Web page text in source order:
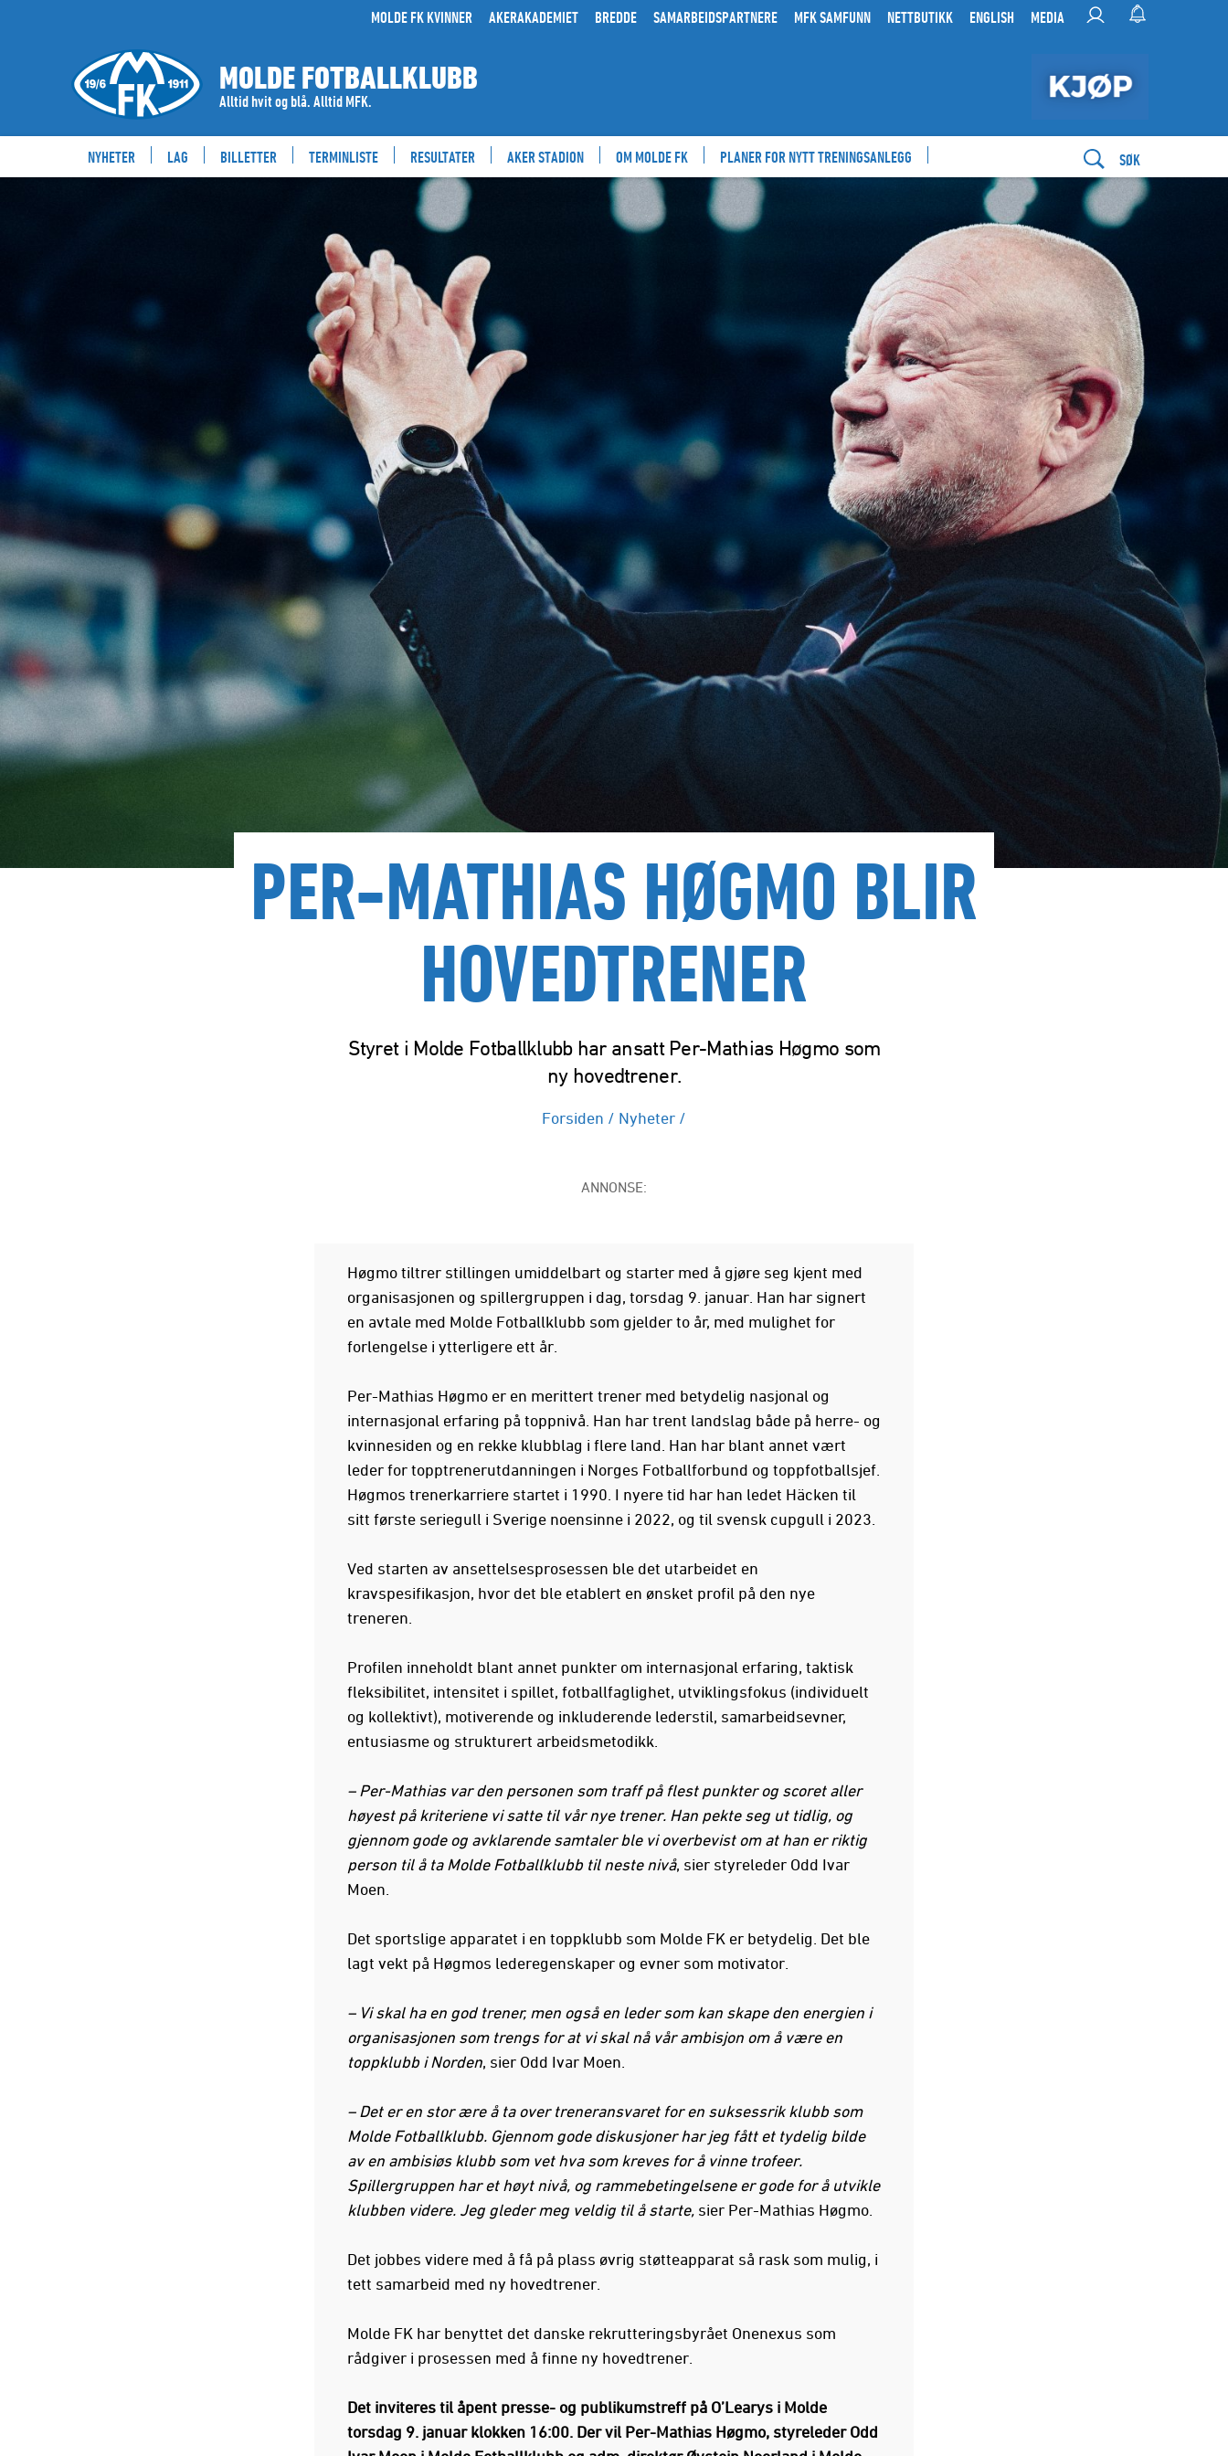
MOLDE FK KVINNER AKERAKADEMIET BREDDE SAMARBEIDSPARTNERE MFK SAMFUNN NETTBUTIKK ENGLISH MEDIA
MOLDE FOTBALLKLUBB
Alltid hvit og blå. Alltid MFK.
NYHETER LAG BILLETTER TERMINLISTE RESULTATER AKER STADION OM MOLDE FK PLANER FOR NYTT TRENINGSANLEGG SØK
PER-MATHIAS HØGMO BLIR
HOVEDTRENER
Styret i Molde Fotballklubb har ansatt Per-Mathias Høgmo som
ny hovedtrener.
Forsiden / Nyheter /
ANNONSE:
Høgmo tiltrer stillingen umiddelbart og starter med å gjøre seg kjent med
organisasjonen og spillergruppen i dag, torsdag 9. januar. Han har signert
en avtale med Molde Fotballklubb som gjelder to år, med mulighet for
forlengelse i ytterligere ett år.
Per-Mathias Høgmo er en merittert trener med betydelig nasjonal og
internasjonal erfaring på toppnivå. Han har trent landslag både på herre- og
kvinnesiden og en rekke klubblag i flere land. Han har blant annet vært
leder for topptrenerutdanningen i Norges Fotballforbund og toppfotballsjef.
Høgmos trenerkarriere startet i 1990. I nyere tid har han ledet Häcken til
sitt første seriegull i Sverige noensinne i 2022, og til svensk cupgull i 2023.
Ved starten av ansettelsesprosessen ble det utarbeidet en
kravspesifikasjon, hvor det ble etablert en ønsket profil på den nye
treneren.
Profilen inneholdt blant annet punkter om internasjonal erfaring, taktisk
fleksibilitet, intensitet i spillet, fotballfaglighet, utviklingsfokus (individuelt
og kollektivt), motiverende og inkluderende lederstil, samarbeidsevner,
entusiasme og strukturert arbeidsmetodikk.
– Per-Mathias var den personen som traff på flest punkter og scoret aller
høyest på kriteriene vi satte til vår nye trener. Han pekte seg ut tidlig, og
gjennom gode og avklarende samtaler ble vi overbevist om at han er riktig
person til å ta Molde Fotballklubb til neste nivå, sier styreleder Odd Ivar
Moen.
Det sportslige apparatet i en toppklubb som Molde FK er betydelig. Det ble
lagt vekt på Høgmos lederegenskaper og evner som motivator.
–Vi skal ha en god trener, men også en leder som kan skape den energien i
organisasjonen som trengs for at vi skal nå vår ambisjon om å være en
toppklubb i Norden, sier Odd Ivar Moen.
– Det er en stor ære å ta over treneransvaret for en suksessrik klubb som
Molde Fotballklubb. Gjennom gode diskusjoner har jeg fått et tydelig bilde
av en ambisiøs klubb som vet hva som kreves for å vinne trofeer.
Spillergruppen har et høyt nivå, og rammebetingelsene er gode for å utvikle
klubben videre. Jeg gleder meg veldig til å starte, sier Per-Mathias Høgmo.
Det jobbes videre med å få på plass øvrig støtteapparat så rask som mulig, i
tett samarbeid med ny hovedtrener.
Molde FK har benyttet det danske rekrutteringsbyrået Onenexus som
rådgiver i prosessen med å finne ny hovedtrener.
Det inviteres til åpent presse- og publikumstreff på O’Learys i Molde
torsdag 9. januar klokken 16:00. Der vil Per-Mathias Høgmo, styreleder Odd